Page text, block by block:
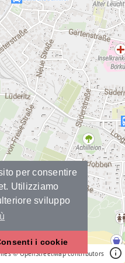
per consentire
Utilizziamo
sviluppo
i cookie
© OpenStreetMap contributors